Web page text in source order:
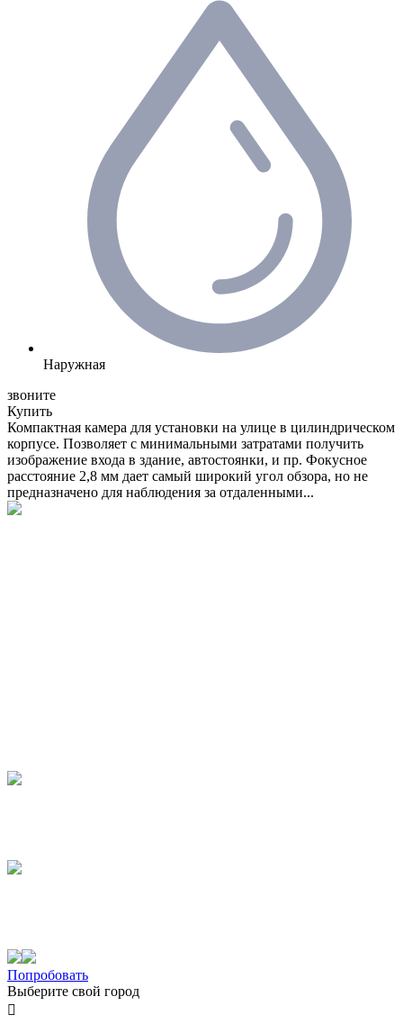
Наружная
звоните
Купить
Компактная камера для установки на улице в цилиндрическом
корпусе. Позволяет с минимальными затратами получить
изображение входа в здание, автостоянки, и пр. Фокусное
расстояние 2,8 мм дает самый широкий угол обзора, но не
предназначено для наблюдения за отдаленными...
Попробовать
Выберите свой город
